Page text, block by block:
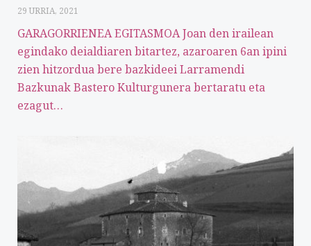
29 URRIA, 2021
GARAGORRIENEA EGITASMOA Joan den irailean
egindako deialdiaren bitartez, azaroaren 6an ipini
zien hitzordua bere bazkideei Larramendi
Bazkunak Bastero Kulturgunera bertaratu eta
ezagut…